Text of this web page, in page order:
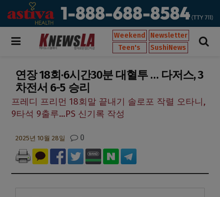
Weekend
Newsletter
Teen's
SushiNews
연장 18회·6시간30분 대혈투 … 다저스, 3
차전서 6-5 승리
프레디 프리먼 18회말 끝내기 솔로포 작렬 오타니,
9타석 9출루…PS 신기록 작성
2025년 10월 28일 0